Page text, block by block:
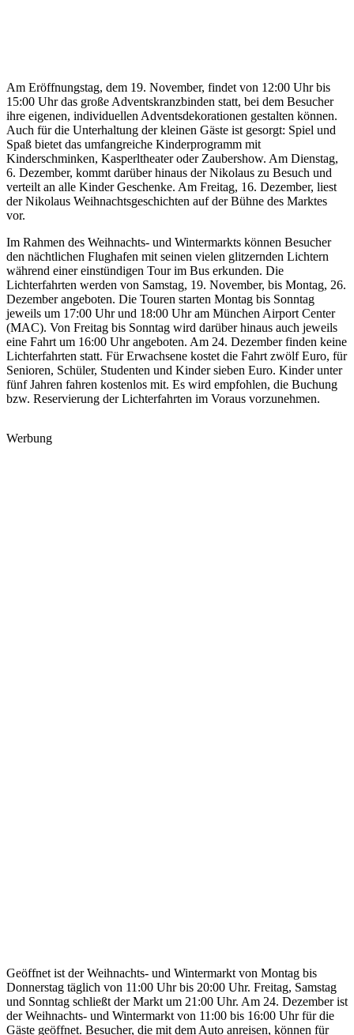
Am Eröffnungstag, dem 19. November, findet von 12:00 Uhr bis
15:00 Uhr das große Adventskranzbinden statt, bei dem Besucher
ihre eigenen, individuellen Adventsdekorationen gestalten können.
Auch für die Unterhaltung der kleinen Gäste ist gesorgt: Spiel und
Spaß bietet das umfangreiche Kinderprogramm mit
Kinderschminken, Kasperltheater oder Zaubershow. Am Dienstag,
6. Dezember, kommt darüber hinaus der Nikolaus zu Besuch und
verteilt an alle Kinder Geschenke. Am Freitag, 16. Dezember, liest
der Nikolaus Weihnachtsgeschichten auf der Bühne des Marktes
vor.
Im Rahmen des Weihnachts- und Wintermarkts können Besucher
den nächtlichen Flughafen mit seinen vielen glitzernden Lichtern
während einer einstündigen Tour im Bus erkunden. Die
Lichterfahrten werden von Samstag, 19. November, bis Montag, 26.
Dezember angeboten. Die Touren starten Montag bis Sonntag
jeweils um 17:00 Uhr und 18:00 Uhr am München Airport Center
(MAC). Von Freitag bis Sonntag wird darüber hinaus auch jeweils
eine Fahrt um 16:00 Uhr angeboten. Am 24. Dezember finden keine
Lichterfahrten statt. Für Erwachsene kostet die Fahrt zwölf Euro, für
Senioren, Schüler, Studenten und Kinder sieben Euro. Kinder unter
fünf Jahren fahren kostenlos mit. Es wird empfohlen, die Buchung
bzw. Reservierung der Lichterfahrten im Voraus vorzunehmen.
Werbung
Geöffnet ist der Weihnachts- und Wintermarkt von Montag bis
Donnerstag täglich von 11:00 Uhr bis 20:00 Uhr. Freitag, Samstag
und Sonntag schließt der Markt um 21:00 Uhr. Am 24. Dezember ist
der Weihnachts- und Wintermarkt von 11:00 bis 16:00 Uhr für die
Gäste geöffnet. Besucher, die mit dem Auto anreisen, können für